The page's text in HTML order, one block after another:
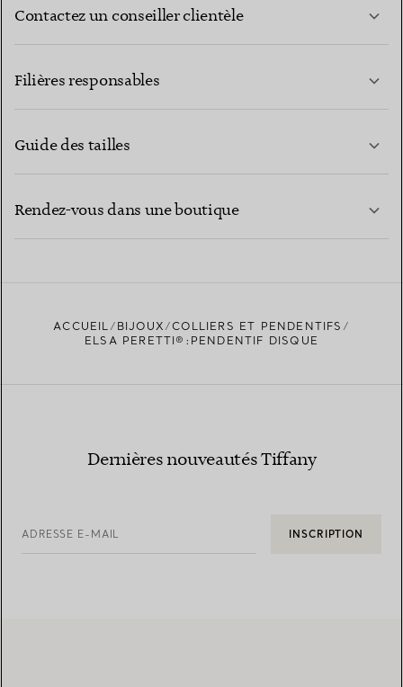
Contactez un conseiller clientèle
Filières responsables
Guide des tailles
Rendez-vous dans une boutique
TROUVEZ LA BOUTIQUE LA PLUS PROCHE
ACCUEIL BIJOUX
COLLIERS ET PENDENTIFS
ELSA PERETTI®:PENDENTIF DISQUE
Dernières nouveautés Tiffany
ADRESSE E-MAIL INSCRIPTION